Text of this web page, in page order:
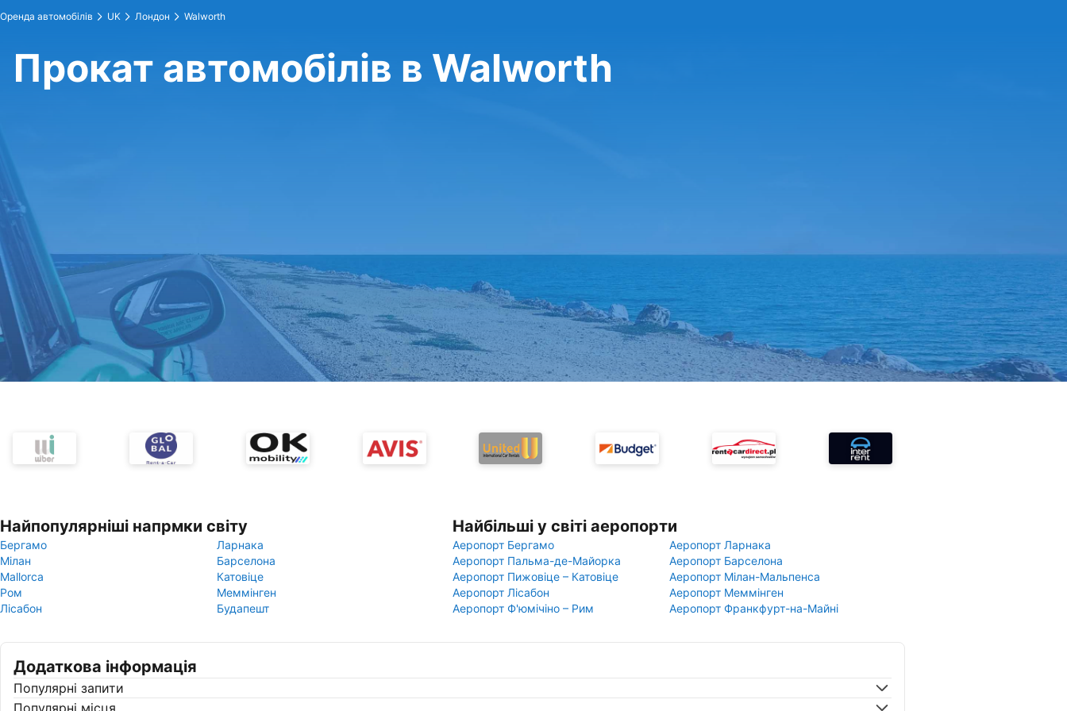
Оренда автомобілів UK Лондон Walworth
Прокат автомобілів в Walworth
Найпопулярніші напрмки світу
Бергамо
Ларнака
Мілан
Барселона
Mallorca
Катовіце
Ром
Меммінген
Лісабон
Будапешт
Найбільші у світі аеропорти
Аеропорт Бергамо
Аеропорт Ларнака
Аеропорт Пальма-де-Майорка
Аеропорт Барселона
Аеропорт Пижовіце – Катовіце
Аеропорт Мілан-Мальпенса
Аеропорт Лісабон
Аеропорт Меммінген
Аеропорт Ф'юмічіно – Рим
Аеропорт Франкфурт-на-Майні
Додаткова інформація
Популярні запити
Популярні місця